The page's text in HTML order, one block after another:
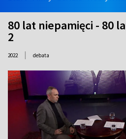
80 lat niepamięci - 80
2
2022 | debata